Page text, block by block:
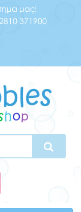
μας!
371900